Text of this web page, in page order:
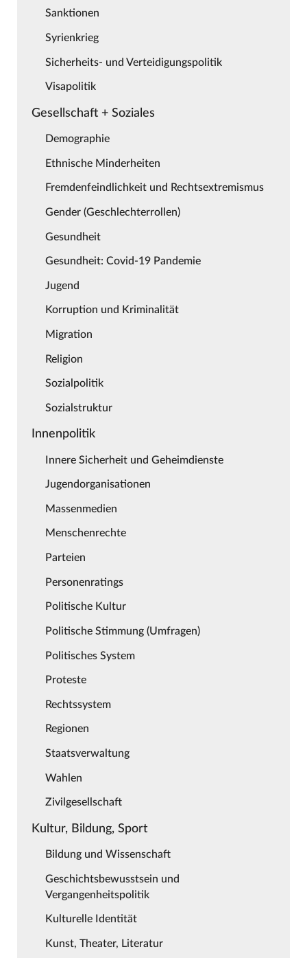
Sanktionen
Syrienkrieg
Sicherheits- und Verteidigungspolitik
Visapolitik
Gesellschaft + Soziales
Demographie
Ethnische Minderheiten
Fremdenfeindlichkeit und Rechtsextremismus
Gender (Geschlechterrollen)
Gesundheit
Gesundheit: Covid-19 Pandemie
Jugend
Korruption und Kriminalität
Migration
Religion
Sozialpolitik
Sozialstruktur
Innenpolitik
Innere Sicherheit und Geheimdienste
Jugendorganisationen
Massenmedien
Menschenrechte
Parteien
Personenratings
Politische Kultur
Politische Stimmung (Umfragen)
Politisches System
Proteste
Rechtssystem
Regionen
Staatsverwaltung
Wahlen
Zivilgesellschaft
Kultur, Bildung, Sport
Bildung und Wissenschaft
Geschichtsbewusstsein und
Vergangenheitspolitik
Kulturelle Identität
Kunst, Theater, Literatur